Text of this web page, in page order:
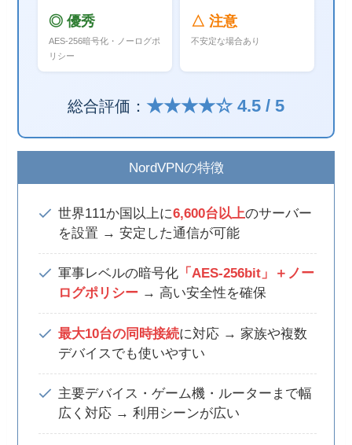
◎ 優秀
AES-256暗号化・ノーログポ
リシー
△ 注意
不安定な場合あり
総合評価： ★★★★☆ 4.5 / 5
NordVPNの特徴
世界111か国以上に6,600台以上のサーバー
を設置 → 安定した通信が可能
軍事レベルの暗号化 「AES-256bit」＋ノー
ログポリシー → 高い安全性を確保
最大10台の同時接続に対応 → 家族や複数
デバイスでも使いやすい
主要デバイス・ゲーム機・ルーターまで幅
広く対応 → 利用シーンが広い